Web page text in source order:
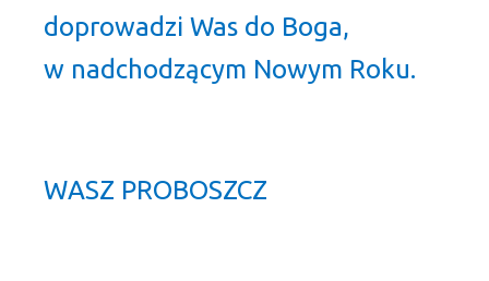
doprowadzi Was do Boga,
w nadchodzącym Nowym Roku.
WASZ PROBOSZCZ